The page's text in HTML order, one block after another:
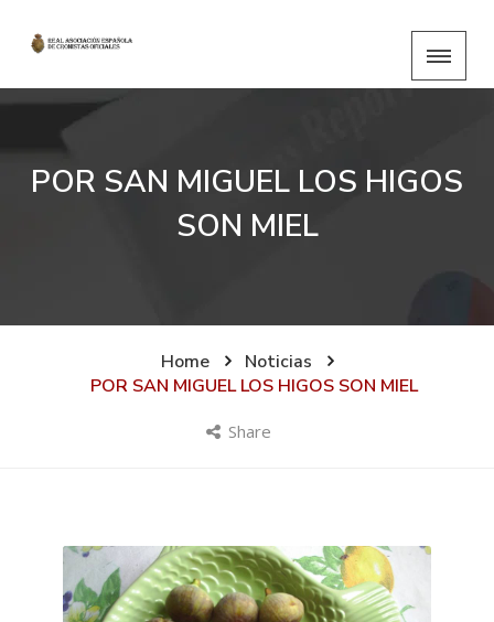
POR SAN MIGUEL LOS HIGOS
SON MIEL
Home
Noticias
POR SAN MIGUEL LOS HIGOS SON MIEL
Share